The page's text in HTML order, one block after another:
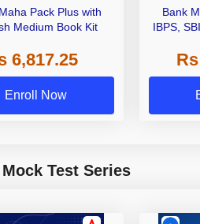
Pack Plus with
Medium Book Kit
6,817.25
Enroll Now
Bank
IBPS,
Other
Test Series